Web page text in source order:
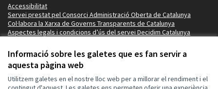
Informació sobre les galetes que es fan servir a
aquesta pàgina web
Utilitzem galetes en el nostre lloc web per a millorar el rendiment i el
Accessibilitat
Servei prestat pel Consorci Administració Oberta de Catalunya
Col·labora la Xarxa de Governs Transparents de Catalunya
Aspectes legals i condicions d’ús del servei Decidim Catalunya
Termes i condicions
Configuració de les galetes
Ajuntament de Salou a X
(Enllaç extern)
Ajuntament de Salou a Facebook
(Enllaç extern)
Ajuntament de Salou a Instagram
(Enllaç extern)
Ajuntament de Salou a YouTube
(Enllaç extern)
Ajuntament de Salou a GitHub
(Enllaç extern)